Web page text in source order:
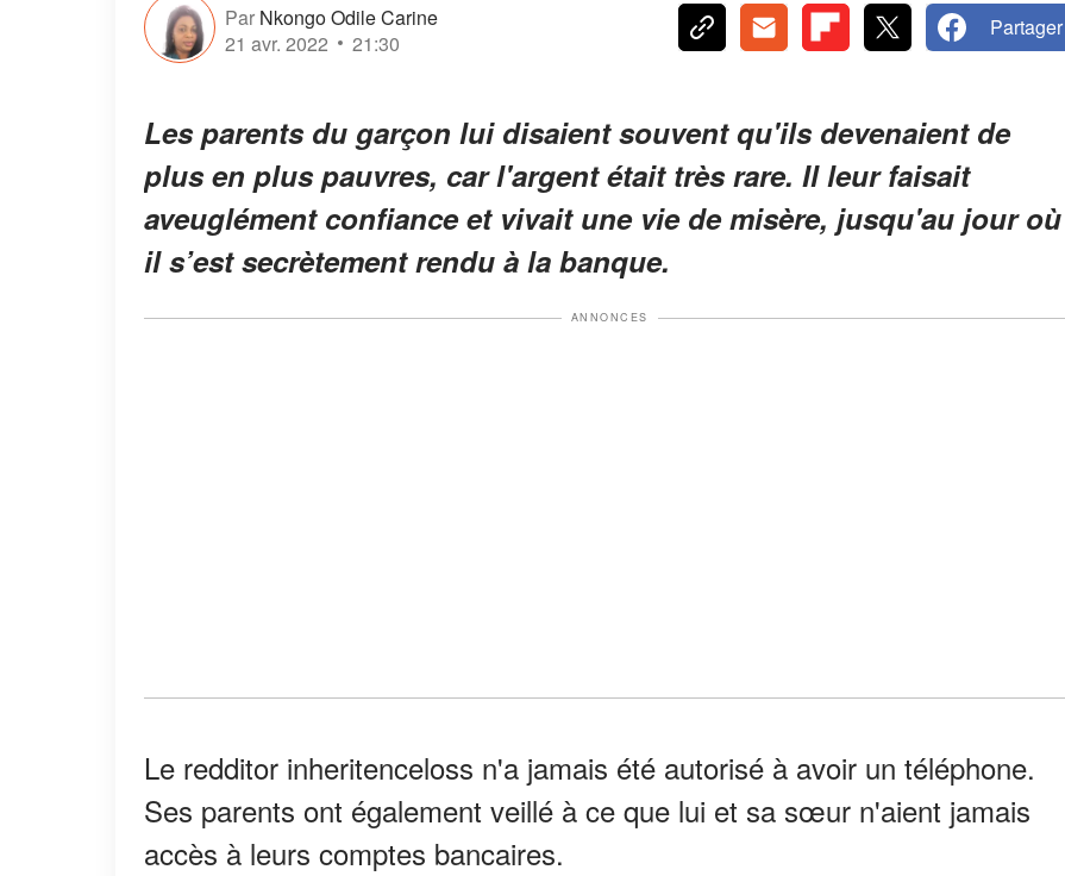
Par Nkongo Odile Carine
21 avr. 2022
21:30
Partager
Les parents du garçon lui disaient souvent qu'ils devenaient de
plus en plus pauvres, car l'argent était très rare. Il leur faisait
aveuglément confiance et vivait une vie de misère, jusqu'au jour où
il s’est secrètement rendu à la banque.
ANNONCES
Le redditor inheritenceloss n'a jamais été autorisé à avoir un téléphone.
Ses parents ont également veillé à ce que lui et sa sœur n'aient jamais
accès à leurs comptes bancaires.